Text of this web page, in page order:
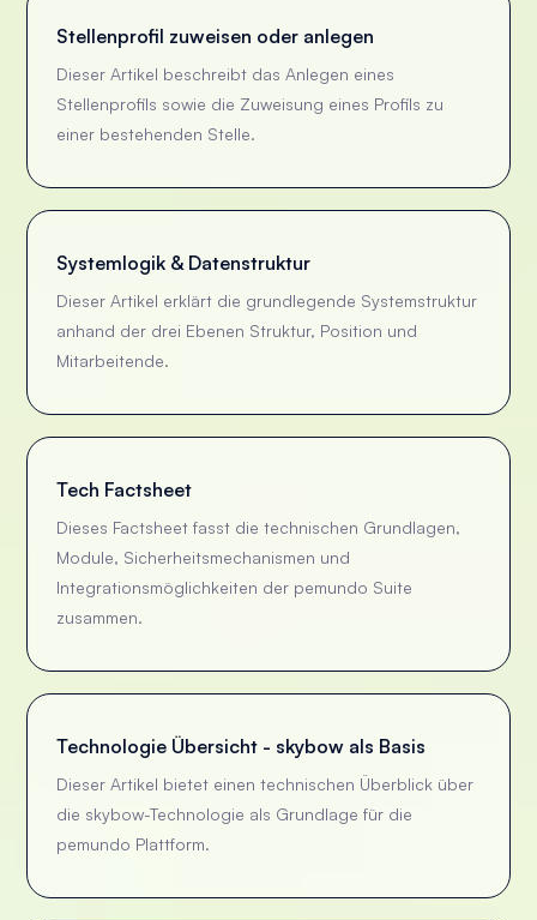
Stellenprofil zuweisen oder anlegen
Dieser Artikel beschreibt das Anlegen eines
Stellenprofils sowie die Zuweisung eines Profils zu
einer bestehenden Stelle.
Systemlogik & Datenstruktur
Dieser Artikel erklärt die grundlegende Systemstruktur
anhand der drei Ebenen Struktur, Position und
Mitarbeitende.
Tech Factsheet
Dieses Factsheet fasst die technischen Grundlagen,
Module, Sicherheitsmechanismen und
Integrationsmöglichkeiten der pemundo Suite
zusammen.
Technologie Übersicht - skybow als Basis
Dieser Artikel bietet einen technischen Überblick über
die skybow-Technologie als Grundlage für die
pemundo Plattform.